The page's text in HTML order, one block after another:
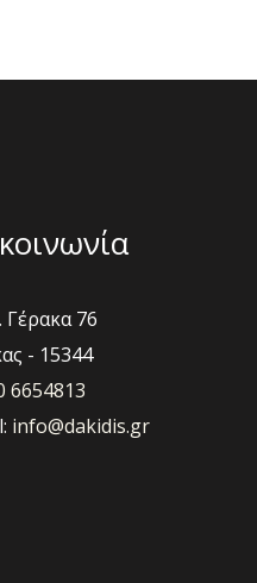
76
- 15344
6654813
info@dakidis.gr